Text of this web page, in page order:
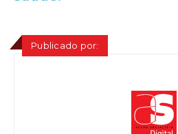
Publicado por: